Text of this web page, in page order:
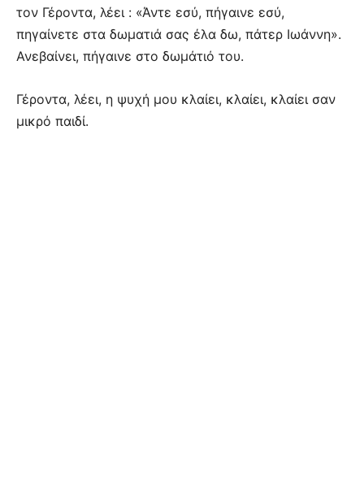
τον Γέροντα, λέει : «Άντε εσύ, πήγαινε εσύ,
πηγαίνετε στα δωματιά σας έλα δω, πάτερ Ιωάννη».
Ανεβαίνει, πήγαινε στο δωμάτιό του.
Γέροντα, λέει, η ψυχή μου κλαίει, κλαίει, κλαίει σαν
μικρό παιδί.